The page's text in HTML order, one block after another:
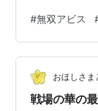
た、魅の印を
装備していま
柴田 ＆貂蝉。
て召喚技を使
真田はとって
#無双アビス
おほしさま
戦場の華の